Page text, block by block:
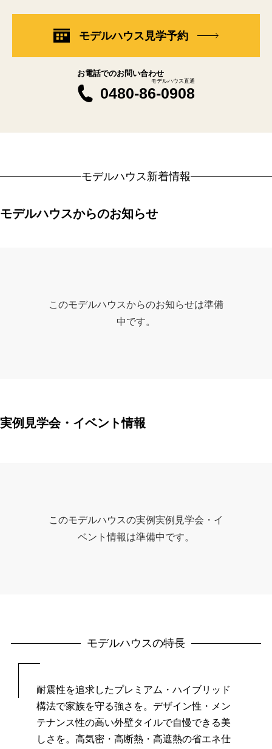
モデルハウス見学予約
お電話でのお問い合わせ
0480-86-0908
モデルハウス直通
モデルハウス新着情報
モデルハウスからのお知らせ
このモデルハウスからのお知らせは準備
中です。
実例見学会・イベント情報
このモデルハウスの実例実例見学会・イ
ベント情報は準備中です。
モデルハウスの特長
耐震性を追求したプレミアム・ハイブリッド
構法で家族を守る強さを。 デザイン性・メン
テナンス性の高い外壁タイルで自慢できる美
しさを。 高気密・高断熱・高遮熱の省エネ仕